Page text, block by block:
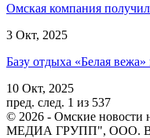
Омская компания
3 Окт, 2025
Базу отдыха «Белая
10 Окт, 2025
пред. след. 1 из 537
© 2026 - Омские
МЕДИА ГРУПП", ООО.